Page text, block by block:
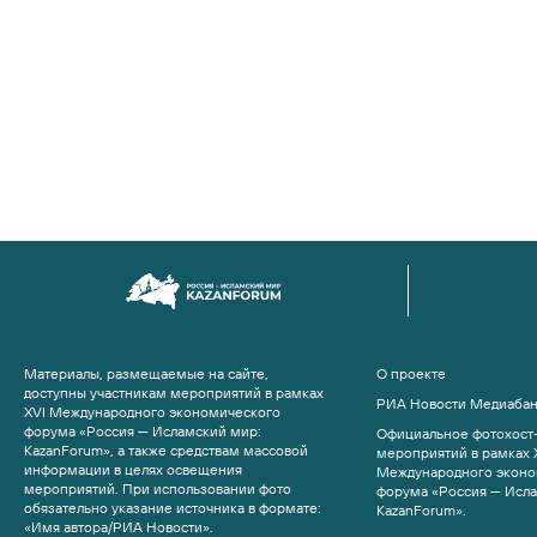
Материалы, размещаемые на сайте,
доступны участникам мероприятий в рамках
XVI Международного экономического
форума «Россия — Исламский мир:
KazanForum», а также средствам массовой
информации в целях освещения
мероприятий. При использовании фото
обязательно указание источника в формате:
«Имя автора/РИА Новости».
О проекте
РИА Новости
Официальное
мероприятий в рамках
Международного
форума «Россия —
KazanForum».